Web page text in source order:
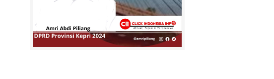
Tumbang !!
Jatanras Polda
Jatim Amankan Bahan Peledak
Berbahaya